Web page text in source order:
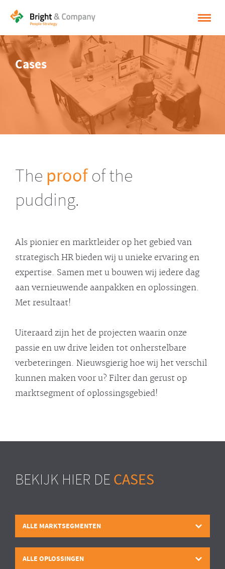
HOME
OPLOSSINGEN
INSPIRATIE
OVER BRIGHT & COMPANY
NEDERLANDS
Cases
The proofof the
pudding.
Als pionier en marktleider op het gebied van
strategisch HR bieden wij u unieke ervaring en
expertise. Samen met u bouwen wij iedere dag
aan vernieuwende aanpakken en oplossingen.
Met resultaat!
Uiteraard zijn het de projecten waarin onze
passie en uw drive leiden tot onherstelbare
verbeteringen. Nieuwsgierig hoe wij het verschil
kunnen maken voor u? Filter dan gerust op
marktsegment of oplossingsgebied!
BEKIJK HIER DE CASES
ALLE MARKTSEGMENTEN
ALLE OPLOSSINGEN